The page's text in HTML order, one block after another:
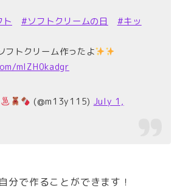
#ソフトクリームの日
#キッ
フトクリーム作ったよ
mlZH0kadgr
(@m13y115) July 1,
分で作ることができます！